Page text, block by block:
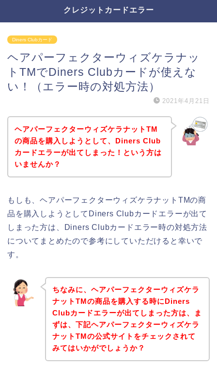
クレジットカードエラー
Diners Clubカード
ヘアパーフェクターウィズケラナッ
トTMでDiners Clubカードが使えな
い！（エラー時の対処方法）
2021年4月21日
ヘアパーフェクターウィズケラナットTM
の商品を購入しようとして、Diners Club
カードエラーが出てしまった！という方は
いませんか？
もしも、ヘアパーフェクターウィズケラナットTMの商
品を購入しようとしてDiners Clubカードエラーが出て
しまった方は、Diners Clubカードエラー時の対処方法
についてまとめたので参考にしていただけると幸いで
す。
ちなみに、ヘアパーフェクターウィズケラ
ナットTMの商品を購入する時にDiners
Clubカードエラーが出てしまった方は、ま
ずは、下記ヘアパーフェクターウィズケラ
ナットTMの公式サイトをチェックされて
みてはいかがでしょうか？